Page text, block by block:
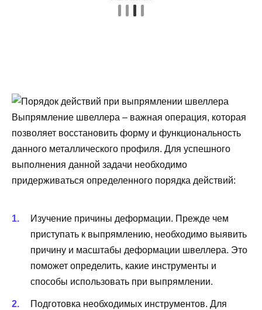
Выпрямление швеллера – важная операция, которая
позволяет восстановить форму и функциональность
данного металлического профиля. Для успешного
выполнения данной задачи необходимо
придерживаться определенного порядка действий:
Изучение причины деформации. Прежде чем
приступать к выпрямлению, необходимо выявить
причину и масштабы деформации швеллера. Это
поможет определить, какие инструменты и
способы использовать при выпрямлении.
Подготовка необходимых инструментов. Для